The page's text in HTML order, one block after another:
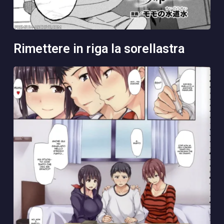
rimettere in riga la sorellastra